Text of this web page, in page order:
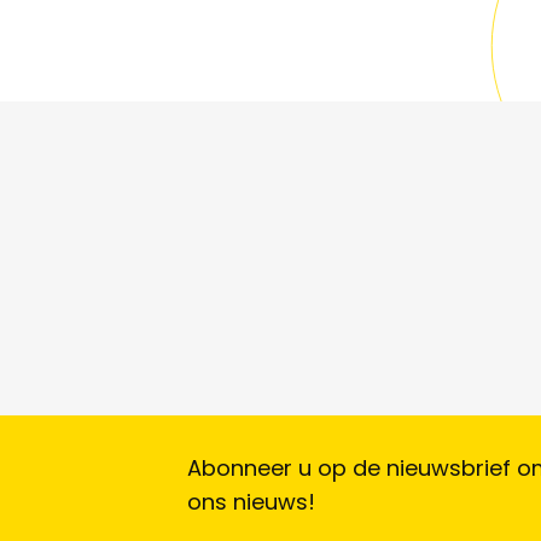
Abonneer u op de nieuwsbrief
ons nieuws!